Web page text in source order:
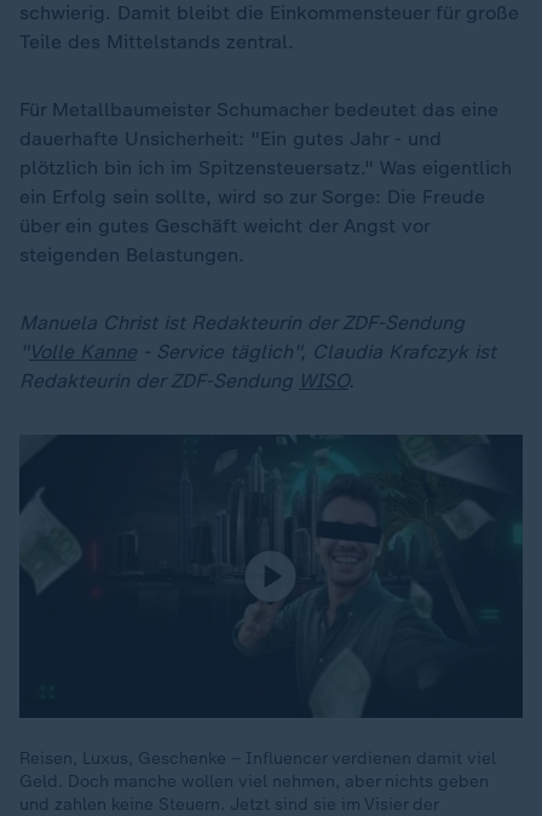
schwierig. Damit bleibt die Einkommensteuer für große
Teile des Mittelstands zentral.
Für Metallbaumeister Schumacher bedeutet das eine
dauerhafte Unsicherheit: "Ein gutes Jahr - und
plötzlich bin ich im Spitzensteuersatz." Was eigentlich
ein Erfolg sein sollte, wird so zur Sorge: Die Freude
über ein gutes Geschäft weicht der Angst vor
steigenden Belastungen.
Manuela Christ ist Redakteurin der ZDF-Sendung
"Volle Kanne - Service täglich", Claudia Krafczyk ist
Redakteurin der ZDF-Sendung WISO.
Reisen, Luxus, Geschenke – Influencer verdienen damit viel
Geld. Doch manche wollen viel nehmen, aber nichts geben
und zahlen keine Steuern. Jetzt sind sie im Visier der